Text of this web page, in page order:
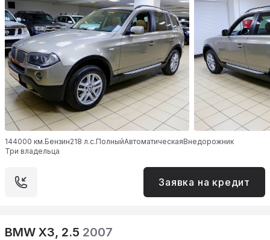
144000 км.Бензин218 л.с.ПолныйАвтоматическаяВнедорожник
Три владельца
Заявка на кредит
BMW X3, 2.5 2007